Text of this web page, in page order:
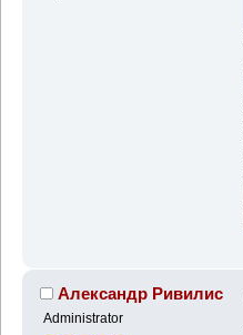
Александр Ривилис
Administrator